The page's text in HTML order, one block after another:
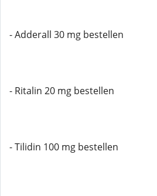
- Adderall 30 mg bestellen
- Ritalin 20 mg bestellen
- Tilidin 100 mg bestellen